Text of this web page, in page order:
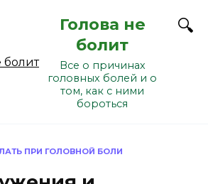
Голова не
болит
Все о причинах
головных болей и о
том, как с ними
бороться
ПРИ ГОЛОВНОЙ БОЛИ